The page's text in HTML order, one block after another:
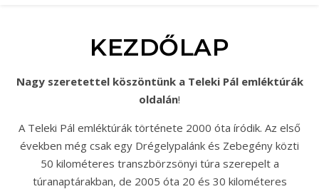
KEZDŐLAP
Nagy szeretettel köszöntünk a Teleki Pál emléktúrák
oldalán!
A Teleki Pál emléktúrák története 2000 óta íródik. Az első
években még csak egy Drégelypalánk és Zebegény közti
50 kilométeres transzbörzsönyi túra szerepelt a
túranaptárakban, de 2005 óta 20 és 30 kilométeres